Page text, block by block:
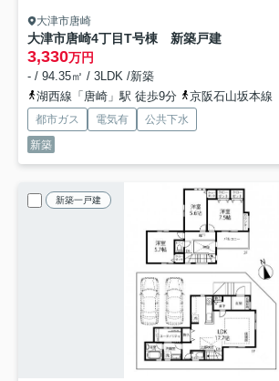
大津市唐崎
大津市唐崎4丁目T号棟 新築戸建
3,330万円
- / 94.35㎡ / 3LDK /新築
湖西線「唐崎」駅 徒歩9分
京阪石山坂本線
都市ガス 電気有
公共下水
新築
新築一戸建